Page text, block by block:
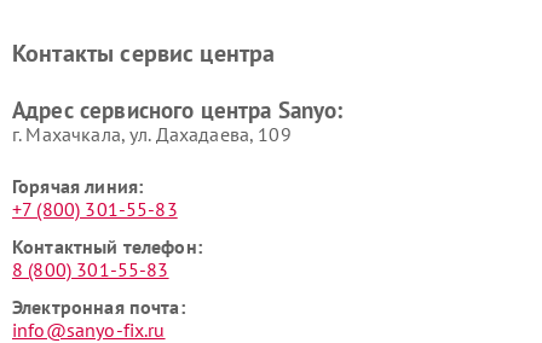
Контакты сервис центра
Адрес сервисного центра Sanyo:
г. Махачкала, ул. Дахадаева, 109
Горячая линия:
+7 (800) 301-55-83
Контактный телефон:
8 (800) 301-55-83
Электронная почта:
info@sanyo-fix.ru